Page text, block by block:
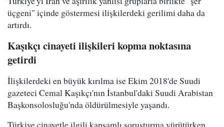
üçgeni" içinde göstermesi ilişkilerdeki gerilimi daha da
artırdı.
Kaşıkçı cinayeti ilişkileri kopma noktasına
getirdi
İlişkilerdeki en büyük kırılma ise Ekim 2018'de Suudi
gazeteci Cemal Kaşıkçı'nın İstanbul'daki Suudi Arabistan
Başkonsolosluğu'nda öldürülmesiyle yaşandı.
Türkiye cinayetle ilgili kapsamlı soruşturma yürütürken